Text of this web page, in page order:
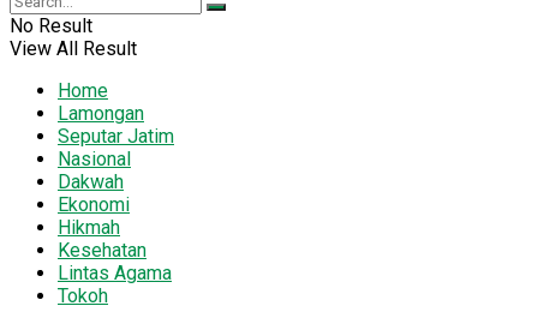
No Result
View All Result
Home
Lamongan
Seputar Jatim
Nasional
Dakwah
Ekonomi
Hikmah
Kesehatan
Lintas Agama
Tokoh